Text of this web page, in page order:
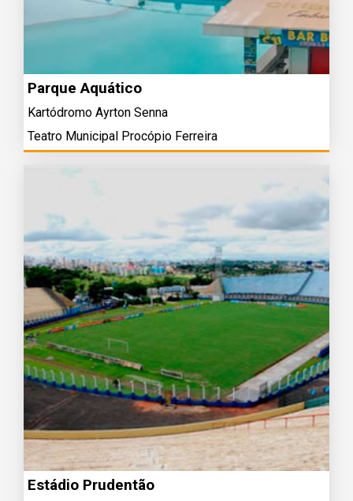
Parque Aquático
Kartódromo Ayrton Senna
Teatro Municipal Procópio Ferreira
Estádio Prudentão